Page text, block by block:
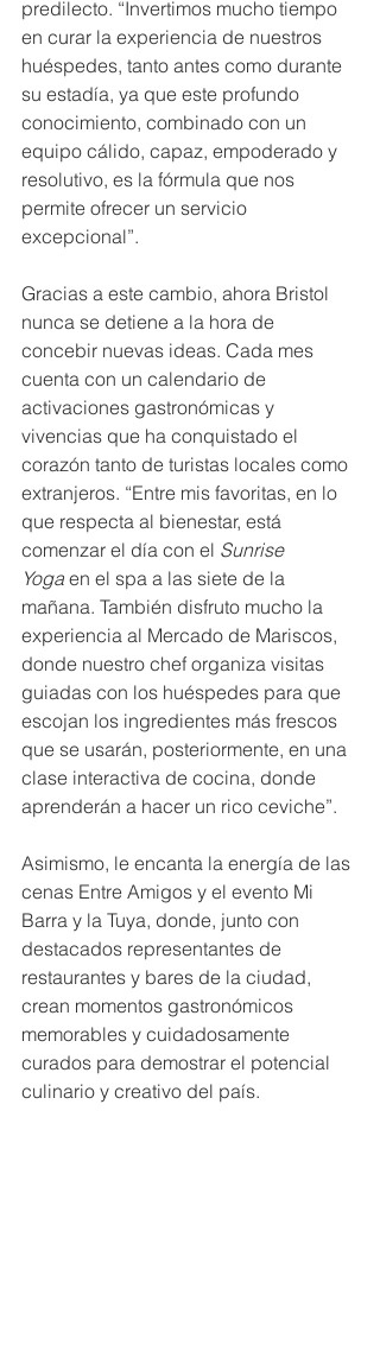
predilecto. “Invertimos mucho tiempo
en curar la experiencia de nuestros
huéspedes, tanto antes como durante
su estadía, ya que este profundo
conocimiento, combinado con un
equipo cálido, capaz, empoderado y
resolutivo, es la fórmula que nos
permite ofrecer un servicio
excepcional”.
Gracias a este cambio, ahora Bristol
nunca se detiene a la hora de
concebir nuevas ideas. Cada mes
cuenta con un calendario de
activaciones gastronómicas y
vivencias que ha conquistado el
corazón tanto de turistas locales como
extranjeros. “Entre mis favoritas, en lo
que respecta al bienestar, está
comenzar el día con el Sunrise
Yoga en el spa a las siete de la
mañana. También disfruto mucho la
experiencia al Mercado de Mariscos,
donde nuestro chef organiza visitas
guiadas con los huéspedes para que
escojan los ingredientes más frescos
que se usarán, posteriormente, en una
clase interactiva de cocina, donde
aprenderán a hacer un rico ceviche”.
Asimismo, le encanta la energía de las
cenas Entre Amigos y el evento Mi
Barra y la Tuya, donde, junto con
destacados representantes de
restaurantes y bares de la ciudad,
crean momentos gastronómicos
memorables y cuidadosamente
curados para demostrar el potencial
culinario y creativo del país.